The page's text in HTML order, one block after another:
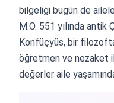
bilgeliği bugün de
M.Ö. 551 yılında antik
Konfüçyüs, bir
öğretmen ve nezaket
değerler aile